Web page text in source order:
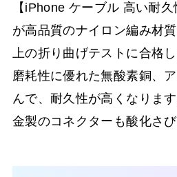
【iPhone ケーブル 高い耐
が高品質のナイロン編み材
上の折り曲げテストに合格
磨耗性に優れた無酸素銅、
んで、耐久性が高くなりま
金製のコネクターも酸化さび